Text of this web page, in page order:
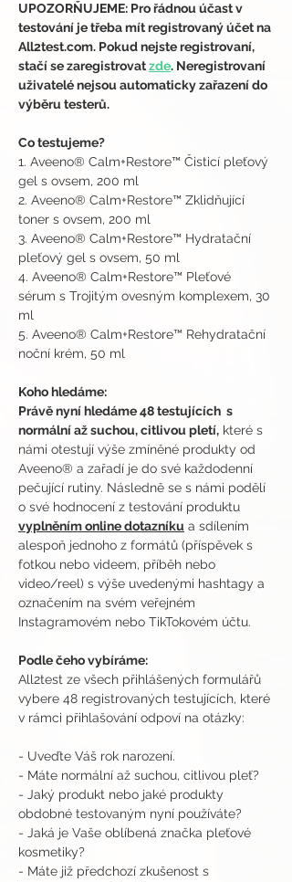
UPOZORŇUJEME: Pro řádnou účast v
testování je třeba mít registrovaný účet na
All2test.com. Pokud nejste registrovaní,
stačí se zaregistrovat zde. Neregistrovaní
uživatelé nejsou automaticky zařazení do
výběru testerů.
Co testujeme?
1. Aveeno® Calm+Restore™ Čisticí pleťový
gel s ovsem, 200 ml
2. Aveeno® Calm+Restore™ Zklidňující
toner s ovsem, 200 ml
3. Aveeno® Calm+Restore™ Hydratační
pleťový gel s ovsem, 50 ml
4. Aveeno® Calm+Restore™ Pleťové
sérum s Trojitým ovesným komplexem, 30
ml
5. Aveeno® Calm+Restore™ Rehydratační
noční krém, 50 ml
Koho hledáme:
Právě nyní hledáme 48 testujících  s
normální až suchou, citlivou pletí, které s
námi otestují výše zmíněné produkty od
Aveeno® a zařadí je do své každodenní
pečující rutiny. Následně se s námi podělí
o své hodnocení z testování produktu
vyplněním online dotazníku a sdílením
alespoň jednoho z formátů (příspěvek s
fotkou nebo videem, příběh nebo
video/reel) s výše uvedenými hashtagy a
označením na svém veřejném
Instagramovém nebo TikTokovém účtu.
Podle čeho vybíráme:
All2test ze všech přihlášených formulářů
vybere 48 registrovaných testujících, které
v rámci přihlašování odpoví na otázky:
- Uveďte Váš rok narození.
- Máte normální až suchou, citlivou pleť?
- Jaký produkt nebo jaké produkty
obdobné testovaným nyní používáte?
- Jaká je Vaše oblíbená značka pleťové
kosmetiky?
- Máte již předchozí zkušenost s